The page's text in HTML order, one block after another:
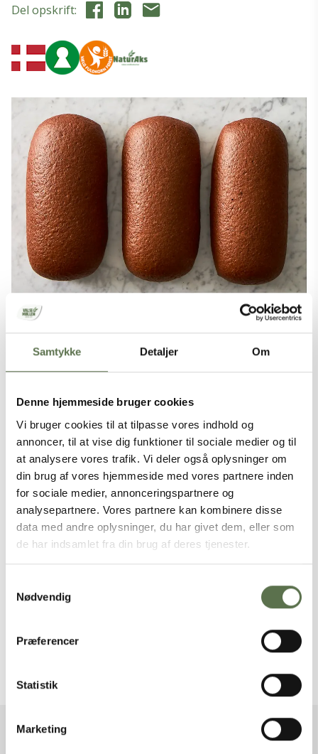
Samtykke Detaljer Om
Denne hjemmeside bruger cookies
Vi bruger cookies til at tilpasse vores indhold og
annoncer, til at vise dig funktioner til sociale medier og til
at analysere vores trafik. Vi deler også oplysninger om
din brug af vores hjemmeside med vores partnere inden
for sociale medier, annonceringspartnere og
analysepartnere. Vores partnere kan kombinere disse
data med andre oplysninger, du har givet dem, eller som
de har indsamlet fra din brug af deres tjenester.
Nødvendig
Præferencer
Statistik
Marketing
Del opskrift:
PRODUKTER I OPSKRIFTEN
Basis Rugbrød Mørk
20/80 NaturAks
Dansk Elephant
Hvedemel NaturAks
Rugmel NaturAks,
Rugsigtemel NaturAks,